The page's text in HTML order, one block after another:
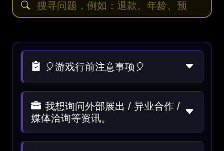
🎈游戏行前注意事项🎈
我想询问外部展出 / 异业合作 /
媒体洽询等资讯。